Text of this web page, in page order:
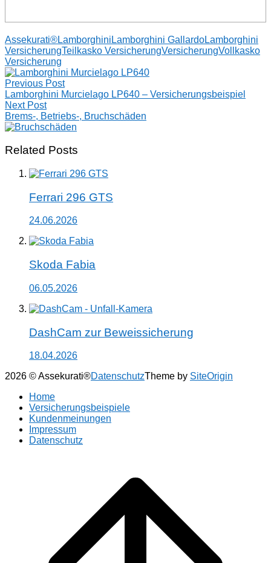
Assekurati®Lamborghini Lamborghini GallardoLamborghini
VersicherungTeilkasko VersicherungVersicherungVollkasko
Versicherung
Post
navigation
Previous Post
Lamborghini Murcielago LP640 – Versicherungsbeispiel
Next Post
Brems-, Betriebs-, Bruchschäden
Related Posts
Ferrari 296 GTS
24.06.2026
Skoda Fabia
06.05.2026
DashCam zur Beweissicherung
18.04.2026
2026 © Assekurati®DatenschutzTheme by SiteOrigin
Home
Versicherungsbeispiele
Kundenmeinungen
Impressum
Datenschutz